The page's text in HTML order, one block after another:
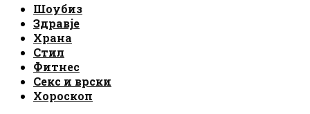
Шоубиз
Здравје
Храна
Стил
Фитнес
Секс и врски
Хороскоп